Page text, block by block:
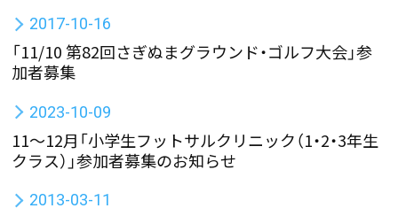
2017-10-16
「11/10 第82回さぎぬまグラウンド・ゴルフ大会」参
加者募集
2023-10-09
11～12月「小学生フットサルクリニック（1・2・3年生
クラス）」参加者募集のお知らせ
2013-03-11